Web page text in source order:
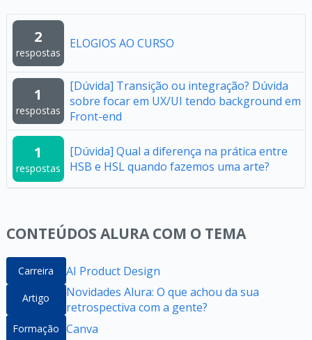
2
respostas
ELOGIOS AO CURSO
1
respostas
[Dúvida] Transição ou integração? Dúvida
sobre focar em UX/UI tendo background em
Front-end
1
respostas
[Dúvida] Qual a diferença na prática entre
HSB e HSL quando fazemos uma arte?
CONTEÚDOS ALURA COM O TEMA
Carreira AI Product Design
Artigo
Novidades Alura: O que achou da sua
retrospectiva com a gente?
Formação Canva